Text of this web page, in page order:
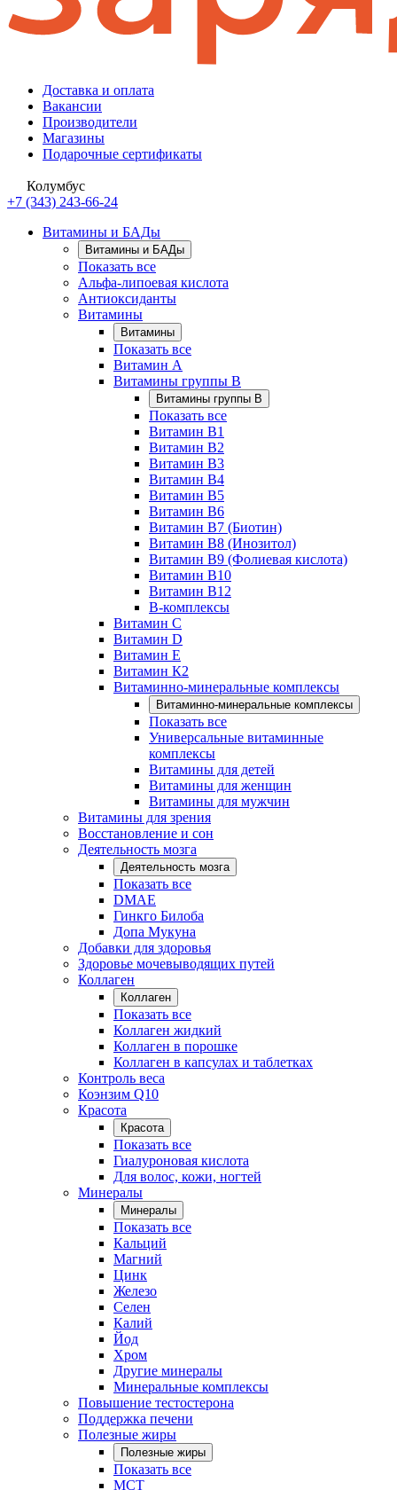
Доставка и оплата
Вакансии
Производители
Магазины
Подарочные сертификаты
Колумбус
+7 (343) 243-66-24
Витамины и БАДы
Витамины и БАДы
Показать все
Альфа-липоевая кислота
Антиоксиданты
Витамины
Витамины
Показать все
Витамин A
Витамины группы B
Витамины группы B
Показать все
Витамин B1
Витамин B2
Витамин B3
Витамин B4
Витамин B5
Витамин B6
Витамин B7 (Биотин)
Витамин B8 (Инозитол)
Витамин B9 (Фолиевая кислота)
Витамин B10
Витамин B12
B-комплексы
Витамин C
Витамин D
Витамин E
Витамин К2
Витаминно-минеральные комплексы
Витаминно-минеральные комплексы
Показать все
Универсальные витаминные
комплексы
Витамины для детей
Витамины для женщин
Витамины для мужчин
Витамины для зрения
Восстановление и сон
Деятельность мозга
Деятельность мозга
Показать все
DMAE
Гинкго Билоба
Допа Мукуна
Добавки для здоровья
Здоровье мочевыводящих путей
Коллаген
Коллаген
Показать все
Коллаген жидкий
Коллаген в порошке
Коллаген в капсулах и таблетках
Контроль веса
Коэнзим Q10
Красота
Красота
Показать все
Гиалуроновая кислота
Для волос, кожи, ногтей
Минералы
Минералы
Показать все
Кальций
Магний
Цинк
Железо
Селен
Калий
Йод
Хром
Другие минералы
Минеральные комплексы
Повышение тестостерона
Поддержка печени
Полезные жиры
Полезные жиры
Показать все
MCT